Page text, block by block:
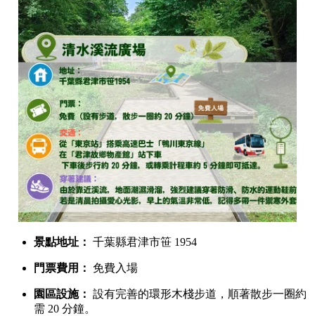
景點地址： 千葉縣君津市笹 1954
門票費用： 免費入場
園區設施： 設有完善的環形木棧步道，順著散步一圈約
需 20 分鐘。